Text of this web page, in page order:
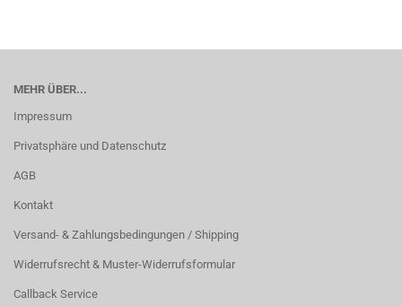
MEHR ÜBER...
Impressum
Privatsphäre und Datenschutz
AGB
Kontakt
Versand- & Zahlungsbedingungen / Shipping
Widerrufsrecht & Muster-Widerrufsformular
Callback Service